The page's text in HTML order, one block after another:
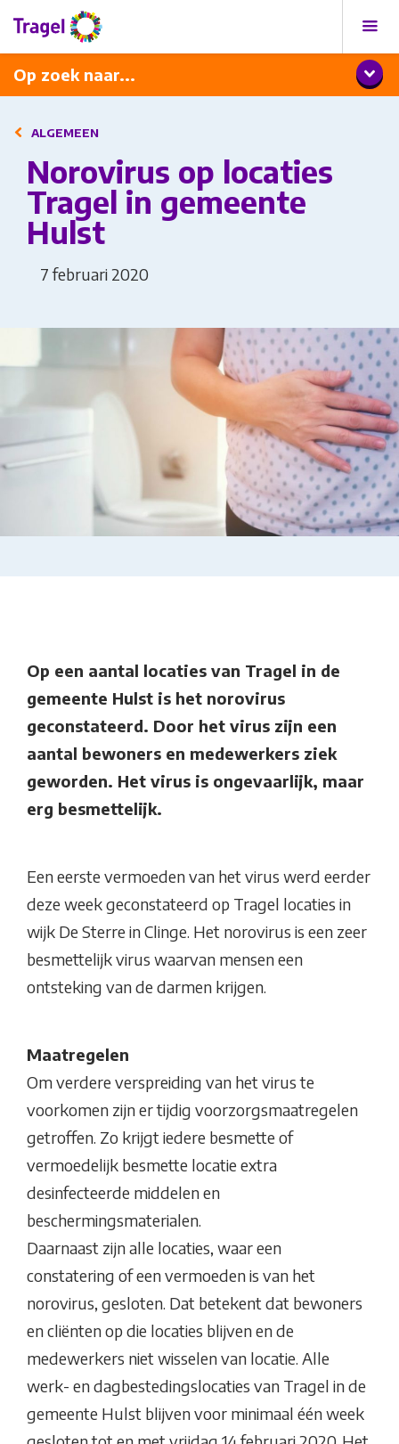
Op zoek naar...
Programma
Diner met wijnarrangement
ALGEMEEN
Norovirus op locaties
Tragel in gemeente
Hulst
7 februari 2020
Op een aantal locaties van Tragel in de
gemeente Hulst is het norovirus
geconstateerd. Door het virus zijn een
aantal bewoners en medewerkers ziek
geworden. Het virus is ongevaarlijk, maar
erg besmettelijk.
Een eerste vermoeden van het virus werd eerder
deze week geconstateerd op Tragel locaties in
wijk De Sterre in Clinge. Het norovirus is een zeer
besmettelijk virus waarvan mensen een
ontsteking van de darmen krijgen.
Maatregelen
Om verdere verspreiding van het virus te
voorkomen zijn er tijdig voorzorgsmaatregelen
getroffen. Zo krijgt iedere besmette of
vermoedelijk besmette locatie extra
desinfecteerde middelen en
beschermingsmaterialen.
Daarnaast zijn alle locaties, waar een
constatering of een vermoeden is van het
norovirus, gesloten. Dat betekent dat bewoners
en cliënten op die locaties blijven en de
medewerkers niet wisselen van locatie. Alle
werk- en dagbestedingslocaties van Tragel in de
gemeente Hulst blijven voor minimaal één week